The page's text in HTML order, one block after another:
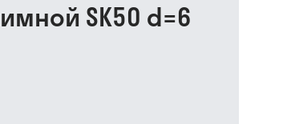
SK50 d=6